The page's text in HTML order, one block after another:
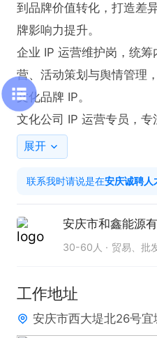
到品牌价值转化，打造差
牌影响力提升。
企业 IP 运营维护岗，统
营、活动策划与舆情管理
文化品牌 IP。
文化公司 IP 运营专员，
体全平台运营，用创意内
二、任职要求
应届生可放宽。
有 1-3 年企业 IP 运营、
具备优秀文案创作与热点
划、文案输出与活动方案
展开
联系我时请说是在安庆诚聘人
安庆市和鑫能源
30-60人 贸易、批
工作地址
安庆市西大堤北26号